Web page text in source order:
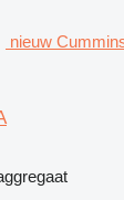
nieuw